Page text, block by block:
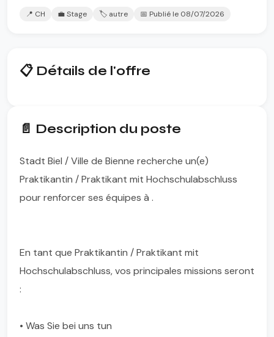
📍 CH 💼 Stage 🏷️ autre 📅 Publié le 08/07/2026
📋 Détails de l'offre
📄 Description du poste
Stadt Biel / Ville de Bienne recherche un(e)
Praktikantin / Praktikant mit Hochschulabschluss
pour renforcer ses équipes à .
En tant que Praktikantin / Praktikant mit
Hochschulabschluss, vos principales missions seront
:
• Was Sie bei uns tun